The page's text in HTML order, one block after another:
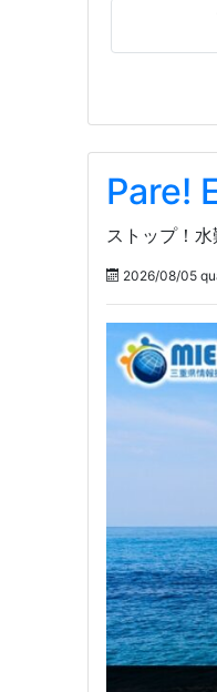
Pare!
ストップ！水
2026/08/05